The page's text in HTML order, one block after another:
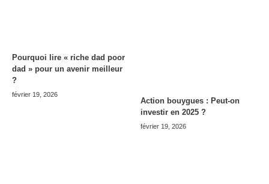
Pourquoi lire « riche dad poor
dad » pour un avenir meilleur
?
février 19, 2026
Action bouygues : Peut-on
investir en 2025 ?
février 19, 2026